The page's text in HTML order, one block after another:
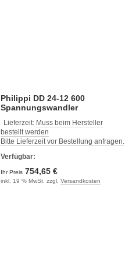
Philippi DD 24-12 600
Spannungswandler
Lieferzeit: Muss beim Hersteller
bestellt werden
Bitte Lieferzeit vor Bestellung anfragen.
Verfügbar:
Ihr Preis 754,65 €
inkl. 19 % MwSt. zzgl. Versandkosten